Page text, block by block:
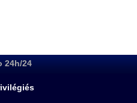
24h/24